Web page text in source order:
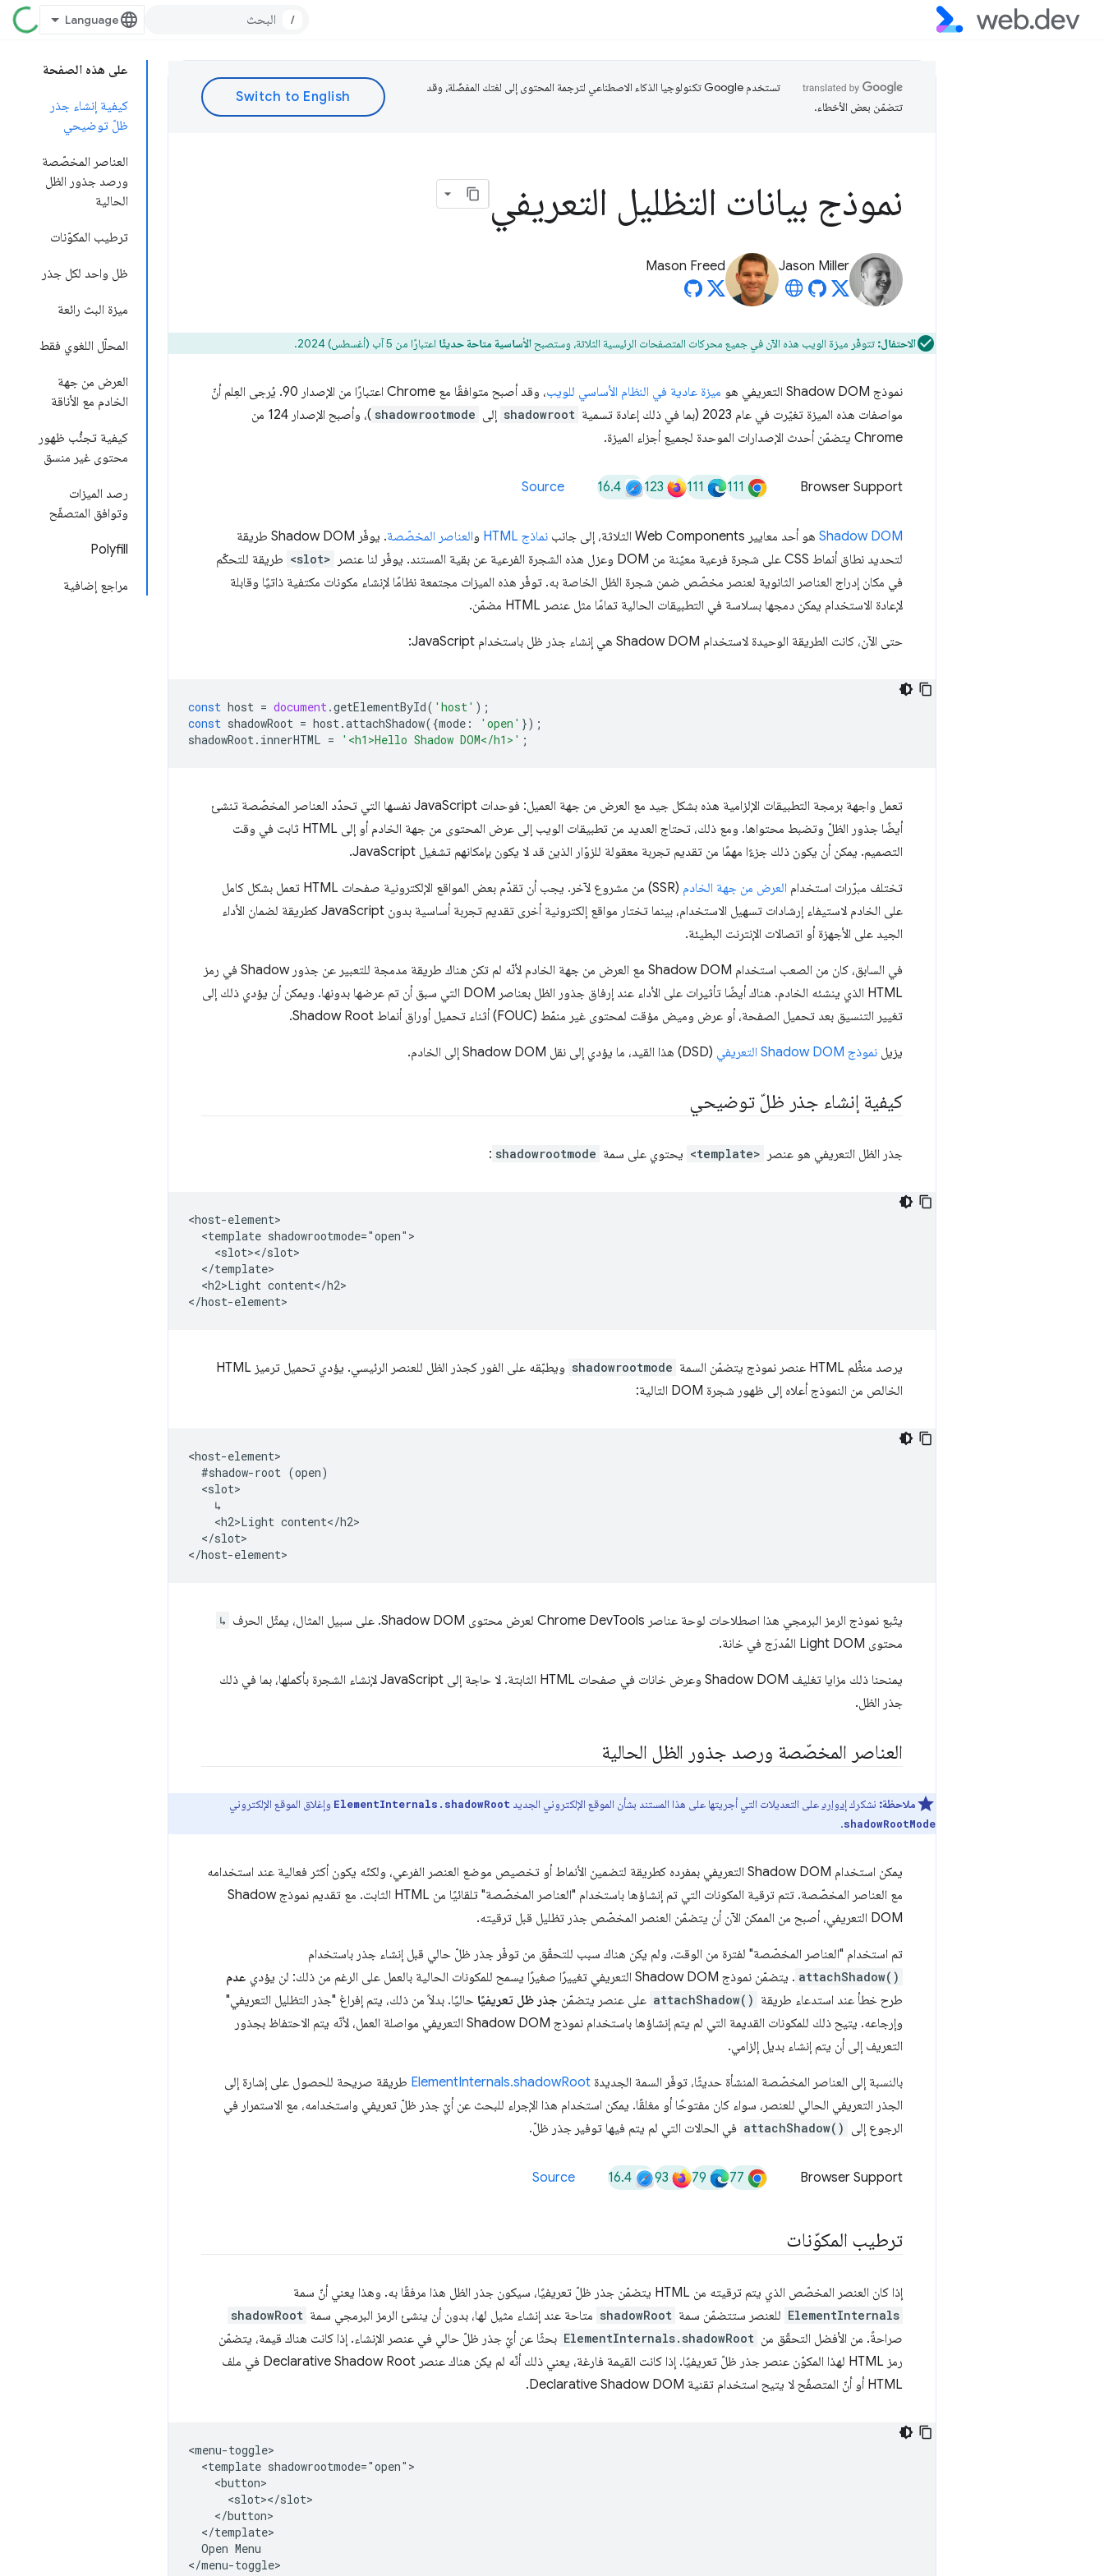
/
على هذه الصفحة
كيفية إنشاء جذر
ظلّ توضيحي
العناصر المخصّصة
ورصد جذور الظل
الحالية
ترطيب المكوّنات
ظل واحد لكل جذر
ميزة البث رائعة
المحلّل اللغوي فقط
العرض من جهة
الخادم مع الأناقة
كيفية تجنُّب ظهور
محتوى غير منسق
رصد الميزات
وتوافق المتصفّح
Polyfill
مراجع إضافية
تستخدم Google تكنولوجيا الذكاء الاصطناعي لترجمة المحتوى إلى لغتك المفضّلة، وقد
تتضمّن بعض الأخطاء.
نموذج بيانات التظليل التعريفي
Jason Miller
Mason Freed
الاحتفال: تتوفّر ميزة الويب هذه الآن في جميع محركات المتصفحات الرئيسية الثلاثة، وستصبحالأساسية متاحة حديثًا اعتبارًا من 5 آب (أغسطس) 2024.
نموذج Shadow DOM التعريفي هو ميزة عادية في النظام الأساسي للويب
، وقد أصبح متوافقًا مع Chrome اعتبارًا من الإصدار 90. يُرجى العِلم أنّ
مواصفات هذه الميزة تغيّرت في عام 2023 (بما في ذلك إعادة تسمية
shadowroot إلى shadowrootmode
)، وأصبح الإصدار 124 من
Chrome يتضمّن أحدث الإصدارات الموحدة لجميع أجزاء الميزة.
Browser Support
111
111
123
16.4
Source
Shadow DOM هو أحد معايير Web Components الثلاثة، إلى جانب نماذج HTML والعناصر المخصّصة
. يوفّر Shadow DOM طريقة
لتحديد نطاق أنماط CSS على شجرة فرعية معيّنة من DOM وعزل هذه الشجرة الفرعية عن بقية المستند. يوفّر لنا عنصر
<slot> طريقة للتحكّم
في مكان إدراج العناصر الثانوية لعنصر مخصّص ضمن شجرة الظل الخاصة به. توفّر هذه الميزات مجتمعة نظامًا لإنشاء مكونات مكتفية ذاتيًا وقابلة
لإعادة الاستخدام يمكن دمجها بسلاسة في التطبيقات الحالية تمامًا مثل عنصر HTML مضمّن.
حتى الآن، كانت الطريقة الوحيدة لاستخدام Shadow DOM هي إنشاء جذر ظل باستخدام JavaScript:
const host = document.getElementById( 'host' );
const shadowRoot = host.attachShadow({mode : 'open' });
shadowRoot. innerHTML = '<h1>Hello Shadow DOM</h1>' ;
تعمل واجهة برمجة التطبيقات الإلزامية هذه بشكل جيد مع العرض من جهة العميل: فوحدات JavaScript نفسها التي تحدّد العناصر المخصّصة تنشئ
أيضًا جذور الظلّ وتضبط محتواها. ومع ذلك، تحتاج العديد من تطبيقات الويب إلى عرض المحتوى من جهة الخادم أو إلى HTML ثابت في وقت
التصميم. يمكن أن يكون ذلك جزءًا مهمًا من تقديم تجربة معقولة للزوّار الذين قد لا يكون بإمكانهم تشغيل JavaScript.
تختلف مبرّرات استخدام العرض من جهة الخادم
(SSR) من مشروع لآخر. يجب أن تقدّم بعض المواقع الإلكترونية صفحات HTML تعمل بشكل كامل
على الخادم لاستيفاء إرشادات تسهيل الاستخدام، بينما تختار مواقع إلكترونية أخرى تقديم تجربة أساسية بدون JavaScript كطريقة لضمان الأداء
الجيد على الأجهزة أو اتصالات الإنترنت البطيئة.
في السابق، كان من الصعب استخدام Shadow DOM مع العرض من جهة الخادم لأنّه لم تكن هناك طريقة مدمجة للتعبير عن جذور Shadow في رمز
HTML الذي ينشئه الخادم. هناك أيضًا تأثيرات على الأداء عند إرفاق جذور الظل بعناصر DOM التي سبق أن تم عرضها بدونها. ويمكن أن يؤدي ذلك إلى
تغيير التنسيق بعد تحميل الصفحة، أو عرض وميض مؤقت لمحتوى غير منمّط (FOUC) أثناء تحميل أوراق أنماط Shadow Root.
يزيل نموذج Shadow DOM التعريفي (DSD) هذا القيد، ما يؤدي إلى نقل Shadow DOM إلى الخادم.
كيفية إنشاء جذر ظلّ توضيحي
جذر الظل التعريفي هو عنصر <template> يحتوي على سمة shadowrootmode
:
<host-element>
  <template shadowrootmode="open">
    <slot></slot>
  </template>
  <h2>Light content</h2>
يرصد منظِّم HTML عنصر نموذج يتضمّن السمة shadowrootmode
ويطبّقه على الفور كجذر الظل للعنصر الرئيسي. يؤدي تحميل ترميز HTML
الخالص من النموذج أعلاه إلى ظهور شجرة DOM التالية:
<host-element>
  #shadow-root (open)
  <slot>
    ↳
    <h2>Light content</h2>
  </slot>
يتّبع نموذج الرمز البرمجي هذا اصطلاحات لوحة عناصر Chrome DevTools لعرض محتوى Shadow DOM. على سبيل المثال، يمثّل الحرف ↳
محتوى Light DOM المُدرَج في خانة.
يمنحنا ذلك مزايا تغليف Shadow DOM وعرض خانات في صفحات HTML الثابتة. لا حاجة إلى JavaScript لإنشاء الشجرة بأكملها، بما في ذلك
جذر الظل.
العناصر المخصّصة ورصد جذور الظل الحالية
ملاحظة: نشكرك إدوارد على التعديلات التي أجريتها على هذا المستند بشأن الموقع الإلكتروني الجديد ElementInternals.shadowRoot وإغلاق الموقع الإلكتروني
shadowRootMode
.
يمكن استخدام Shadow DOM التعريفي بمفرده كطريقة لتضمين الأنماط أو تخصيص موضع العنصر الفرعي، ولكنّه يكون أكثر فعالية عند استخدامه
مع العناصر المخصّصة. تتم ترقية المكونات التي تم إنشاؤها باستخدام "العناصر المخصّصة" تلقائيًا من HTML الثابت. مع تقديم نموذج Shadow
DOM التعريفي، أصبح من الممكن الآن أن يتضمّن العنصر المخصّص جذر تظليل قبل ترقيته.
تم استخدام "العناصر المخصّصة" لفترة من الوقت، ولم يكن هناك سبب للتحقّق من توفّر جذر ظلّ حالي قبل إنشاء جذر باستخدام
attachShadow() . يتضمّن نموذج Shadow DOM التعريفي تغييرًا صغيرًا يسمح للمكونات الحالية بالعمل على الرغم من ذلك: لن يؤدي
عدم
طرح خطأ عند استدعاء طريقة attachShadow() على عنصر يتضمّن جذر ظل تعريفيًا حاليًا. بدلاً من ذلك، يتم إفراغ "جذر التظليل التعريفي"
وإرجاعه. يتيح ذلك للمكونات القديمة التي لم يتم إنشاؤها باستخدام نموذج Shadow DOM التعريفي مواصلة العمل، لأنّه يتم الاحتفاظ بجذور
التعريف إلى أن يتم إنشاء بديل إلزامي.
بالنسبة إلى العناصر المخصّصة المنشأة حديثًا، توفّر السمة الجديدة ElementInternals.shadowRoot طريقة صريحة للحصول على إشارة إلى
الجذر التعريفي الحالي للعنصر، سواء كان مفتوحًا أو مغلقًا. يمكن استخدام هذا الإجراء للبحث عن أيّ جذر ظلّ تعريفي واستخدامه، مع الاستمرار في
الرجوع إلى attachShadow() في الحالات التي لم يتم فيها توفير جذر ظلّ.
Browser Support
77
79
93
16.4
Source
ترطيب المكوّنات
إذا كان العنصر المخصّص الذي يتم ترقيته من HTML يتضمّن جذر ظلّ تعريفيًا، سيكون جذر الظل هذا مرفقًا به. وهذا يعني أنّ سمة
ElementInternals للعنصر ستتضمّن سمة shadowRoot متاحة عند إنشاء مثيل لها، بدون أن ينشئ الرمز البرمجي سمة shadowRoot
صراحةً. من الأفضل التحقّق من ElementInternals.shadowRoot بحثًا عن أيّ جذر ظلّ حالي في عنصر الإنشاء. إذا كانت هناك قيمة، يتضمّن
رمز HTML لهذا المكوّن عنصر جذر ظلّ تعريفيًا. إذا كانت القيمة فارغة، يعني ذلك أنّه لم يكن هناك عنصر Declarative Shadow Root في ملف
HTML أو أنّ المتصفّح لا يتيح استخدام تقنية Declarative Shadow DOM.
<menu-toggle>
  <template shadowrootmode="open">
    <button>
      <slot></slot>
    </button>
  </template>
  Open Menu
</menu-toggle>